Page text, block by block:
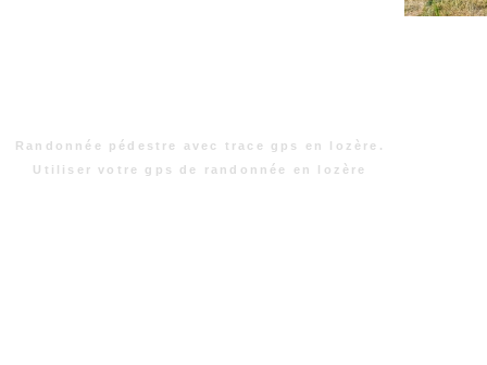
Randonnée pédestre avec trace gps en lozère.
Utiliser votre gps de randonnée en lozère